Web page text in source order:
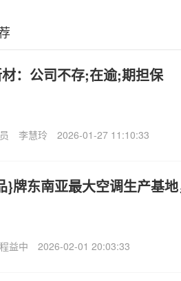
：公司不存;在逾;期担保
李慧玲 2026-01-27 11:10:33
}牌东南亚最大空调生产基
程益中 2026-02-01 20:03:33